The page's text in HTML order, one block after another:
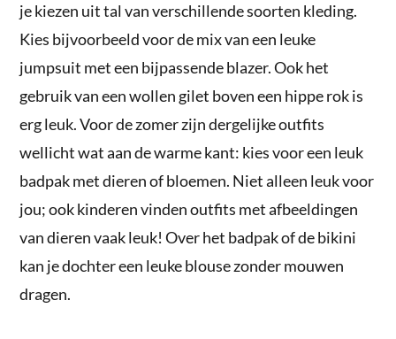
je kiezen uit tal van verschillende soorten kleding.
Kies bijvoorbeeld voor de mix van een leuke
jumpsuit met een bijpassende blazer. Ook het
gebruik van een wollen gilet boven een hippe rok is
erg leuk. Voor de zomer zijn dergelijke outfits
wellicht wat aan de warme kant: kies voor een leuk
badpak met dieren of bloemen. Niet alleen leuk voor
jou; ook kinderen vinden outfits met afbeeldingen
van dieren vaak leuk! Over het badpak of de bikini
kan je dochter een leuke blouse zonder mouwen
dragen.